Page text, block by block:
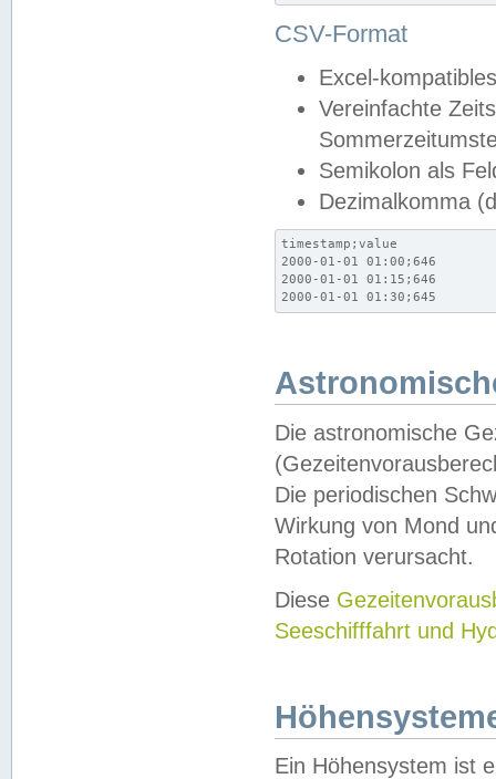
CSV-Format
Excel-
Vereinfachte
Semikolon als
Dezimalkomma
timestamp;value
2000-01-01 01:00;646
2000-01-01 01:15;646
2000-01-01 01:30;645
Die astronomische
Die periodischen
Wirkung von Mond
Rotation verursacht.
Diese
Seeschifffahrt und
Ein Höhensystem ist